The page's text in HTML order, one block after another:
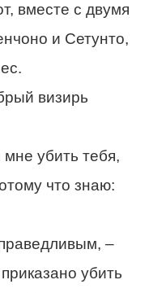
вместе с двумя
и Сетунто,
визирь
убить тебя,
что знаю:
–
убить